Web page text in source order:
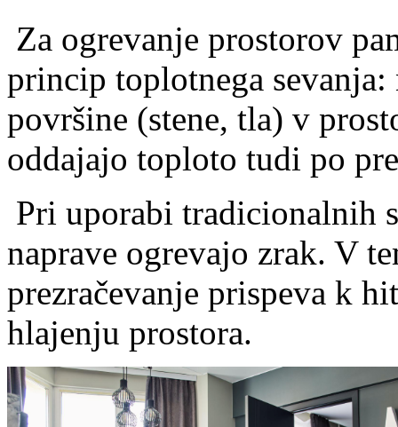
Za ogrevanje prostorov
princip toplotnega
površine (stene, tla) v
oddajajo toploto tudi po
Pri uporabi tradicionalnih
naprave ogrevajo zrak. V
prezračevanje prispeva k
hlajenju prostora.